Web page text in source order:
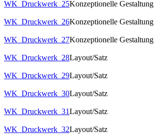
WK_Druckwerk_25Konzeptionelle Gestaltung
WK_Druckwerk_26Konzeptionelle Gestaltung
WK_Druckwerk_27Konzeptionelle Gestaltung
WK_Druckwerk_28Layout/Satz
WK_Druckwerk_29Layout/Satz
WK_Druckwerk_30Layout/Satz
WK_Druckwerk_31Layout/Satz
WK_Druckwerk_32Layout/Satz